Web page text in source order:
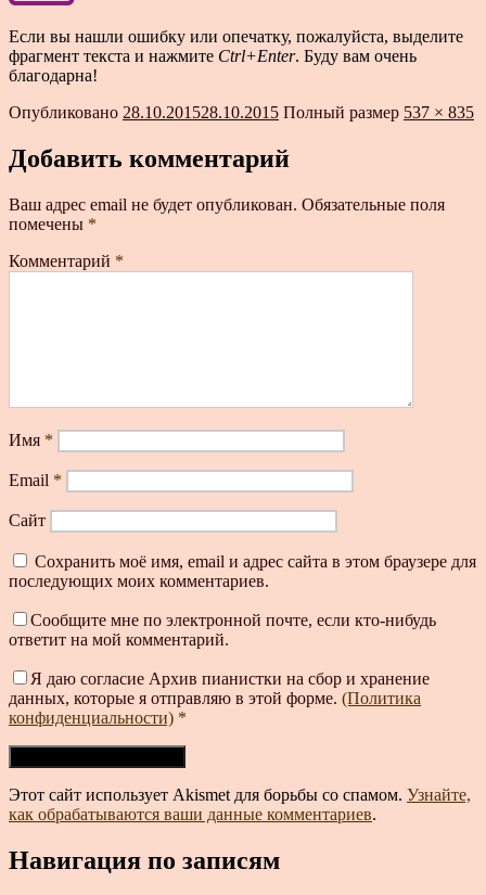
Если вы нашли ошибку или опечатку, пожалуйста, выделите
фрагмент текста и нажмите Ctrl+Enter. Буду вам очень
благодарна!
Опубликовано 28.10.201528.10.2015 Полный размер 537 × 835
Добавить комментарий
Ваш адрес email не будет опубликован. Обязательные поля
помечены *
Комментарий *
Имя *
Email *
Сайт
Сохранить моё имя, email и адрес сайта в этом браузере для
последующих моих комментариев.
Сообщите мне по электронной почте, если кто-нибудь
ответит на мой комментарий.
Я даю согласие Архив пианистки на сбор и хранение
данных, которые я отправляю в этой форме. (Политика
конфиденциальности) *
Этот сайт использует Akismet для борьбы со спамом. Узнайте,
как обрабатываются ваши данные комментариев.
Навигация по записям